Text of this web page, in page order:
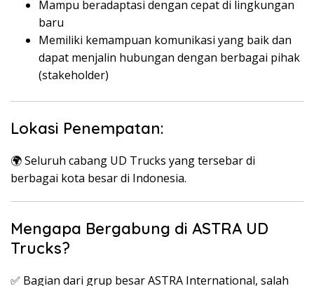
Mampu beradaptasi dengan cepat di lingkungan
baru
Memiliki kemampuan komunikasi yang baik dan
dapat menjalin hubungan dengan berbagai pihak
(stakeholder)
Lokasi Penempatan:
🌍 Seluruh cabang UD Trucks yang tersebar di
berbagai kota besar di Indonesia.
Mengapa Bergabung di ASTRA UD
Trucks?
✅ Bagian dari grup besar ASTRA International, salah